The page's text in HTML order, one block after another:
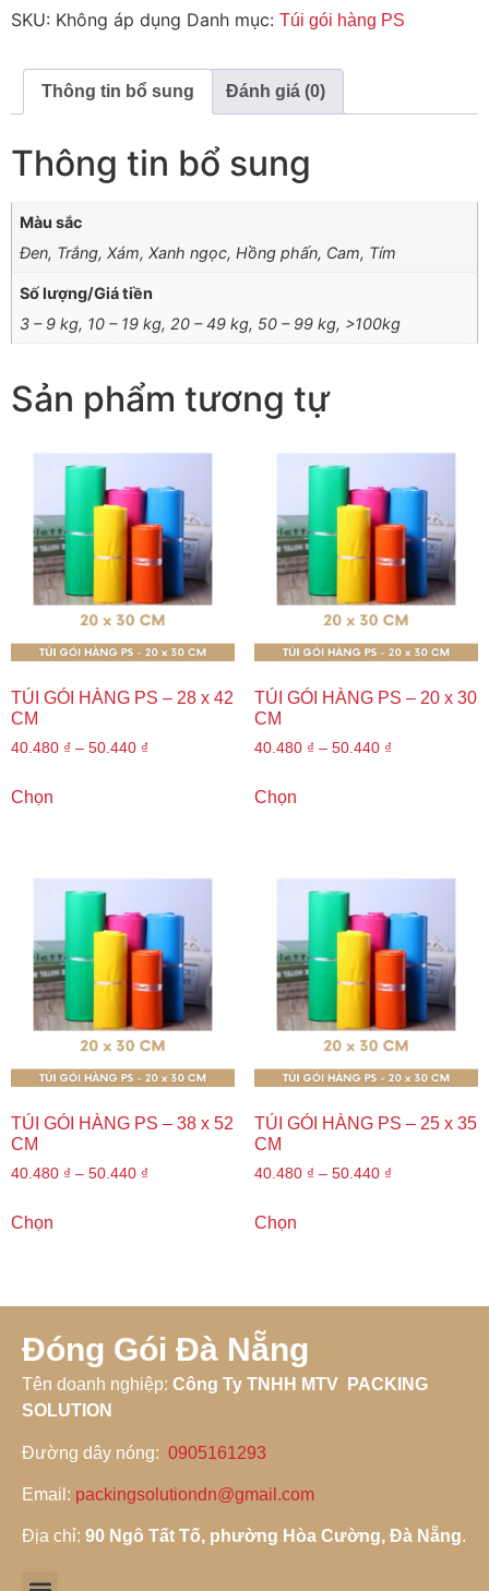
SKU: Không áp dụng Danh mục: Túi gói hàng PS
Thông tin bổ sung Đánh giá (0)
Thông tin bổ sung
Màu sắc
Đen, Trắng, Xám, Xanh ngọc, Hồng phấn, Cam, Tím
Số lượng/Giá tiền
3 – 9 kg, 10 – 19 kg, 20 – 49 kg, 50 – 99 kg, >100kg
Sản phẩm tương tự
TÚI GÓI HÀNG PS – 28 x 42
CM
40.480 ₫ – 50.440 ₫
Chọn
TÚI GÓI HÀNG PS – 20 x 30
CM
40.480 ₫ – 50.440 ₫
Chọn
TÚI GÓI HÀNG PS – 38 x 52
CM
40.480 ₫ – 50.440 ₫
Chọn
TÚI GÓI HÀNG PS – 25 x 35
CM
40.480 ₫ – 50.440 ₫
Chọn
Đóng Gói Đà Nẵng
Tên doanh nghiệp: Công Ty TNHH MTV PACKING
SOLUTION
Đường dây nóng: 0905161293
Email: packingsolutiondn@gmail.com
Địa chỉ: 90 Ngô Tất Tố, phường Hòa Cường, Đà Nẵng.